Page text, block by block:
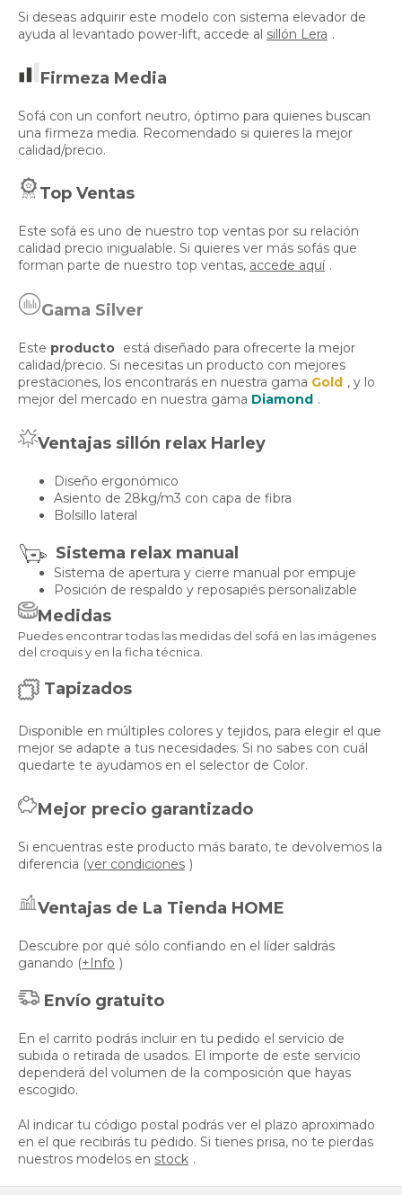
Si deseas adquirir este modelo con sistema elevador de
ayuda al levantado power-lift, accede al sillón Lera .
Firmeza Media
Sofá con un confort neutro, óptimo para quienes buscan
una firmeza media. Recomendado si quieres la mejor
calidad/precio.
Top Ventas
Este sofá es uno de nuestro top ventas por su relación
calidad precio inigualable. Si quieres ver más sofás que
forman parte de nuestro top ventas, accede aquí .
Gama Silver
Este producto está diseñado para ofrecerte la mejor
calidad/precio. Si necesitas un producto con mejores
prestaciones, los encontrarás en nuestra gama Gold , y lo
mejor del mercado en nuestra gama Diamond .
Ventajas sillón relax Harley
Diseño ergonómico
Asiento de 28kg/m3 con capa de fibra
Bolsillo lateral
Sistema relax manual
Sistema de apertura y cierre manual por empuje
Posición de respaldo y reposapiés personalizable
Medidas
Puedes encontrar todas las medidas del sofá en las imágenes
del croquis y en la ficha técnica.
Tapizados
Disponible en múltiples colores y tejidos, para elegir el que
mejor se adapte a tus necesidades. Si no sabes con cuál
quedarte te ayudamos en el selector de Color.
Mejor precio garantizado
Si encuentras este producto más barato, te devolvemos la
diferencia (ver condiciones )
Ventajas de La Tienda HOME
Descubre por qué sólo confiando en el líder saldrás
ganando (+Info )
Envío gratuito
En el carrito podrás incluir en tu pedido el servicio de
subida o retirada de usados. El importe de este servicio
dependerá del volumen de la composición que hayas
escogido.
Al indicar tu código postal podrás ver el plazo aproximado
en el que recibirás tu pedido. Si tienes prisa, no te pierdas
nuestros modelos en stock .